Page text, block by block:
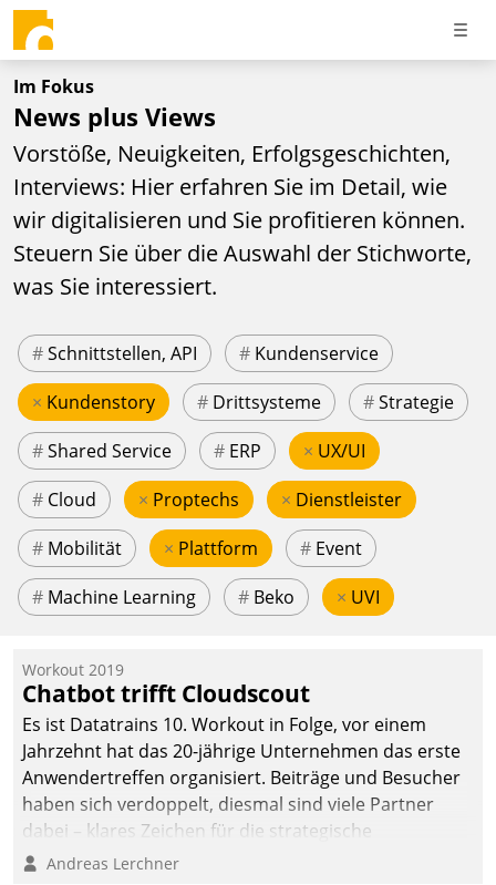
Im Fokus
News plus Views
Vorstöße, Neuigkeiten, Erfolgsgeschichten,
Interviews: Hier erfahren Sie im Detail, wie
wir digitalisieren und Sie profitieren können.
Steuern Sie über die Auswahl der Stichworte,
was Sie interessiert.
#Schnittstellen, API # Kundenservice
× Kundenstory # Drittsysteme #Strategie
#Shared Service # ERP × UX/UI
# Cloud × Proptechs × Dienstleister
# Mobilität × Plattform # Event
# Machine Learning # Beko × UVI
Workout 2019
Chatbot trifft Cloudscout
Es ist Datatrains 10. Workout in Folge, vor einem
Jahrzehnt hat das 20-jährige Unternehmen das erste
Anwendertreffen organisiert. Beiträge und Besucher
haben sich verdoppelt, diesmal sind viele Partner
dabei – klares Zeichen für die strategische
Fokussierung auf den Kunden.
Andreas Lerchner